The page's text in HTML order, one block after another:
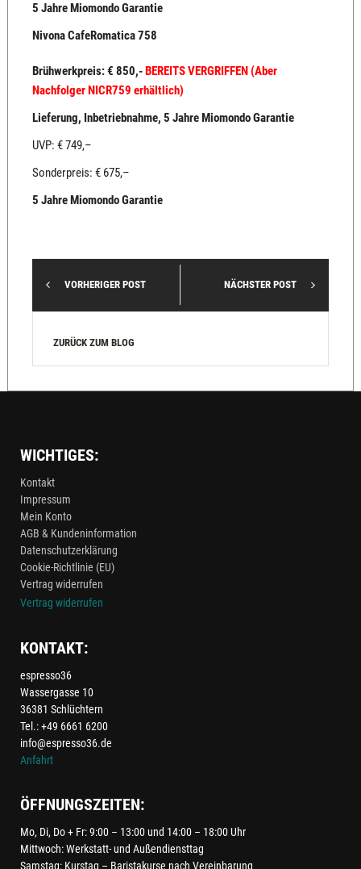
5 Jahre Miomondo Garantie
Nivona CafeRomatica 758
Brühwerkpreis: € 850,-BEREITS VERGRIFFEN (Aber
Nachfolger NICR759 erhältlich)
Lieferung, Inbetriebnahme, 5 Jahre Miomondo Garantie
UVP: € 749,–
Sonderpreis: € 675,–
5 Jahre Miomondo Garantie
VORHERIGER POST NÄCHSTER POST
ZURÜCK ZUM BLOG
WICHTIGES:
Kontakt
Impressum
Mein Konto
AGB & Kundeninformation
Datenschutzerklärung
Cookie-Richtlinie (EU)
Vertrag widerrufen
Vertrag widerrufen
KONTAKT:
espresso36
Wassergasse 10
36381 Schlüchtern
Tel.: +49 6661 6200
info@espresso36.de
Anfahrt
ÖFFNUNGSZEITEN:
Mo, Di, Do + Fr: 9:00 – 13:00 und 14:00 – 18:00 Uhr
Mittwoch: Werkstatt- und Außendiensttag
Samstag: Kurstag – Baristakurse nach Vereinbarung